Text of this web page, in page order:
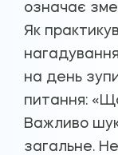
означає
Як
нагадування
на день
питання:
Важливо
загальне.